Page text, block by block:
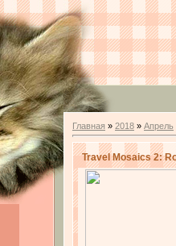
Главная » 2018 » Апрель
Travel Mosaics 2: